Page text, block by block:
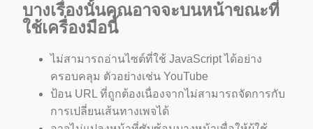
บางเรื่องนั้นคุณอาจจะบนหน้าขณะที่
ใช้เครื่องมือนี้
ไม่สามารถอ่านไซต์ที่ใช้ JavaScript ได้อย่าง
ครอบคลุม ตัวอย่างเช่น YouTube
ป้อน URL ที่ถูกต้องเนื่องจากไม่สามารถจัดการกับ
การเปลี่ยนเส้นทางเพจได้